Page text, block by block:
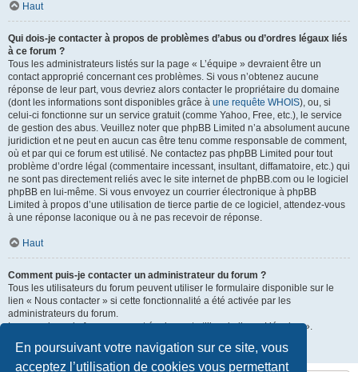
En poursuivant votre navigation sur ce site, vous
acceptez l’utilisation de cookies vous permettant
Haut
Qui dois-je contacter à propos de problèmes d’abus ou d’ordres légaux liés
à ce forum ?
Tous les administrateurs listés sur la page « L’équipe » devraient être un
contact approprié concernant ces problèmes. Si vous n’obtenez aucune
réponse de leur part, vous devriez alors contacter le propriétaire du domaine
(dont les informations sont disponibles grâce à une requête WHOIS), ou, si
celui-ci fonctionne sur un service gratuit (comme Yahoo, Free, etc.), le service
de gestion des abus. Veuillez noter que phpBB Limited n’a absolument aucune
juridiction et ne peut en aucun cas être tenu comme responsable de comment,
où et par qui ce forum est utilisé. Ne contactez pas phpBB Limited pour tout
problème d’ordre légal (commentaire incessant, insultant, diffamatoire, etc.) qui
ne sont pas directement reliés avec le site internet de phpBB.com ou le logiciel
phpBB en lui-même. Si vous envoyez un courrier électronique à phpBB
Limited à propos d’une utilisation de tierce partie de ce logiciel, attendez-vous
à une réponse laconique ou à ne pas recevoir de réponse.
Haut
Comment puis-je contacter un administrateur du forum ?
Tous les utilisateurs du forum peuvent utiliser le formulaire disponible sur le
lien « Nous contacter » si cette fonctionnalité a été activée par les
administrateurs du forum.
Les membres du forum peuvent également utiliser le lien « L’équipe ».
Haut